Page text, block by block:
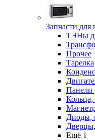
Запчасти
ТЭНы
Прочее
Тарелка
Панели
Кольца,
Диоды,
Ещё 1